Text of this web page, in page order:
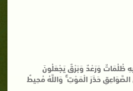
ظُلُمَاتٌ وَرَعْدٌ وَبَرْقٌ يَجْعَلُونَ
حَذَرَ الْمَوْتِ ۚ وَاللَّهُ مُحِيطٌ